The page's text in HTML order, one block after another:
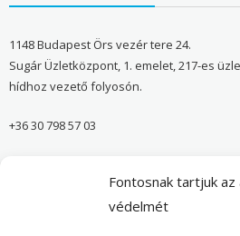
Fontosnak tartjuk az
védelmét
1148 Budapest Örs vezér tere 24.
Sugár Üzletközpont, 1. emelet, 217-es
hídhoz vezető folyosón.
+36 30 798 57 03